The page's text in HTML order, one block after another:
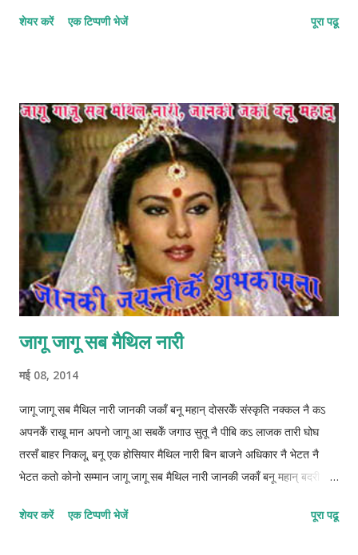
शेयर करें एक टिप्पणी भेजें पूरा पढू
जागू जागू सब मैथिल नारी
मई 08, 2014
जागू जागू सब मैथिल नारी जानकी जकाँ बनू महान् दोसरकेँ संस्कृति नक्कल नै कऽ
अपनकेँ राखू मान अपनो जागू आ सबकेँ जगाउ सुतू नै पीबि कऽ लाजक तारी घोघ
तरसँ बाहर निकलू, बनू एक होसियार मैथिल नारी बिन बाजने अधिकार नै भेटत नै
भेटत कतो कोनो सम्मान जागू जागू सब मैथिल नारी जानकी जकाँ बनू महान् बदरी
जल्दी खोलू बचाउ सोहर समदाओन नै हेरा दियौ लोक गीत कतो रहू संस्कार नै छोडू
शेयर करें एक टिप्पणी भेजें पूरा पढू